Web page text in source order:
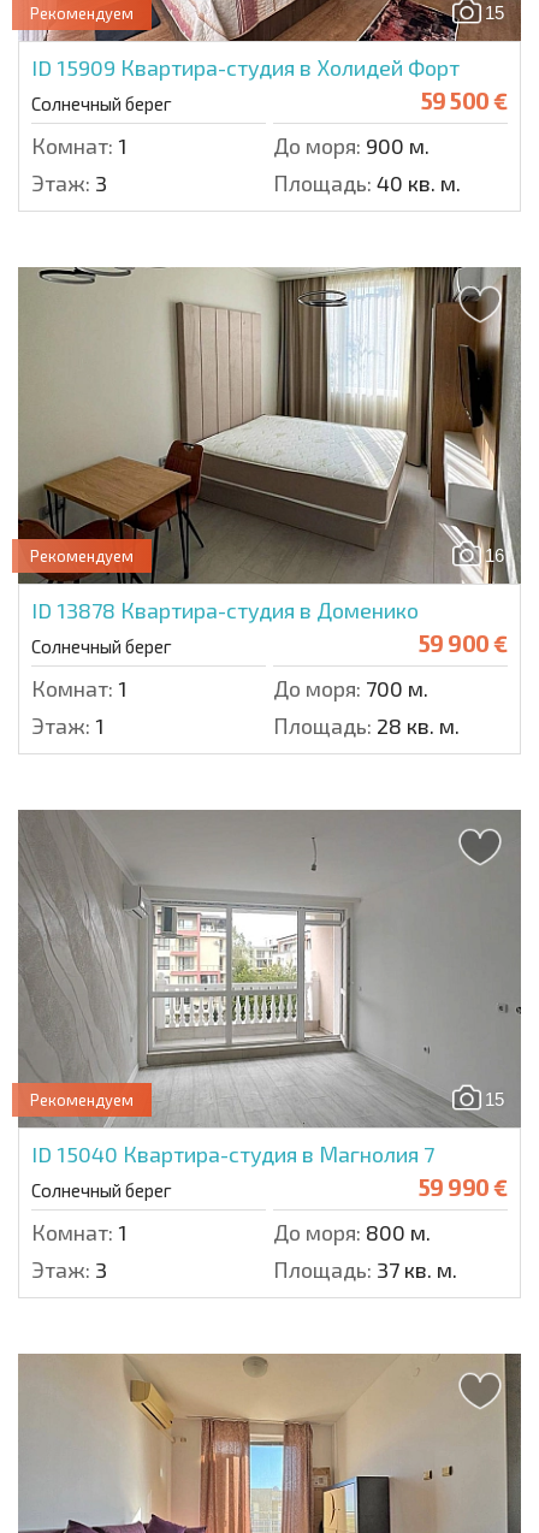
15
Рекомендуем
ID 15909 Квартира-студия в Холидей Форт
Солнечный берег 59 500 €
Комнат: 1 До моря: 900 м.
Этаж: 3 Площадь: 40 кв. м.
16
Рекомендуем
ID 13878 Квартира-студия в Доменико
Солнечный берег 59 900 €
Комнат: 1 До моря: 700 м.
Этаж: 1 Площадь: 28 кв. м.
15
Рекомендуем
ID 15040 Квартира-студия в Магнолия 7
Солнечный берег 59 990 €
Комнат: 1 До моря: 800 м.
Этаж: 3 Площадь: 37 кв. м.